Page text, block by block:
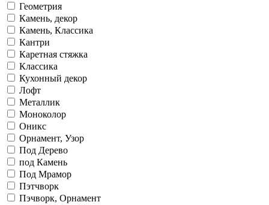
Геометрия
Камень, декор
Камень, Классика
Кантри
Каретная стяжка
Классика
Кухонный декор
Лофт
Металлик
Моноколор
Оникс
Орнамент, Узор
Под Дерево
под Камень
Под Мрамор
Пэтчворк
Пэчворк, Орнамент